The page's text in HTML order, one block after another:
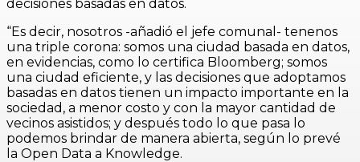
decisiones basadas en datos.
“Es decir, nosotros -añadió el jefe comunal- tenenos
una triple corona: somos una ciudad basada en datos,
en evidencias, como lo certifica Bloomberg; somos
una ciudad eficiente, y las decisiones que adoptamos
basadas en datos tienen un impacto importante en la
sociedad, a menor costo y con la mayor cantidad de
vecinos asistidos; y después todo lo que pasa lo
podemos brindar de manera abierta, según lo prevé
la Open Data a Knowledge.